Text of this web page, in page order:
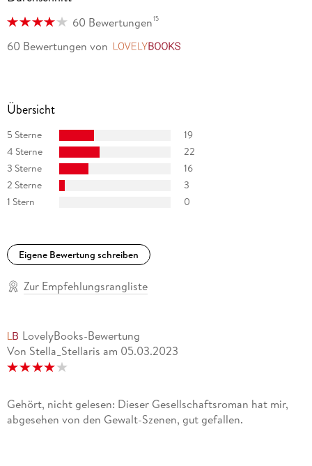
60 Bewertungen15
60 Bewertungen von
Übersicht
5 Sterne
19
4 Sterne
22
3 Sterne
16
2 Sterne
3
1 Stern
0
Eigene Bewertung schreiben
Zur Empfehlungsrangliste
LovelyBooks-Bewertung
Von Stella_Stellaris am 05.03.2023
Gehört, nicht gelesen: Dieser Gesellschaftsroman hat mir,
abgesehen von den Gewalt-Szenen, gut gefallen.